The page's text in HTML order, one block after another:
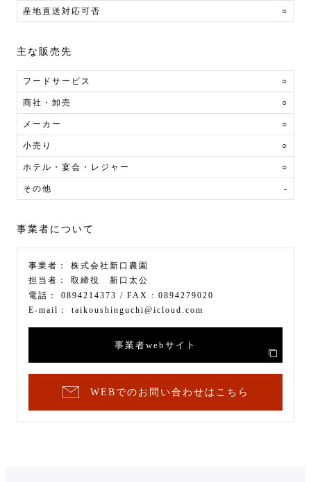
産地直送対応可否 ○
主な販売先
フードサービス ○
商社・卸売 ○
メーカー ○
小売り ○
ホテル・宴会・レジャー ○
その他 -
事業者について
事業者： 株式会社新口農園
担当者： 取締役 新口太公
電話： 0894214373 / FAX : 0894279020
E-mail： taikoushinguchi@icloud.com
事業者webサイト
WEBでのお問い合わせはこちら